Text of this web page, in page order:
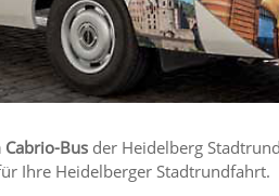
Bus der Heidelberg
Ihre Heidelberger Stadtrundfahrt.